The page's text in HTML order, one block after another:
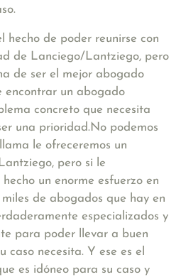
hecho de poder reunirse con
de Lanciego/Lantziego, pero
de ser el mejor abogado
encontrar un abogado
concreto que necesita
una prioridad.No podemos
le ofreceremos un
pero si le
un enorme esfuerzo en
de abogados que hay en
especializados y
para poder llevar a buen
caso necesita. Y ese es el
es idóneo para su caso y